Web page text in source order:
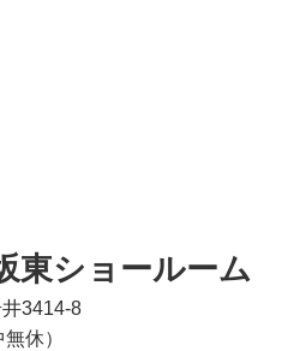
ショールーム
3414-8
休）